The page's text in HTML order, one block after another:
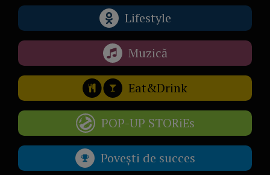
Lifestyle
Muzică
Eat&Drink
POP-UP STORiEs
Povești de succes